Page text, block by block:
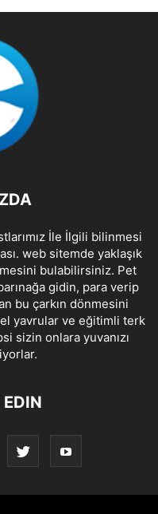
İle İlgili bilinmesi
web sitemde yaklaşık
bulabilirsiniz. Pet
gidin, para verip
bu çarkın dönmesini
yavrular ve eğitimli terk
sizin onlara yuvanızı